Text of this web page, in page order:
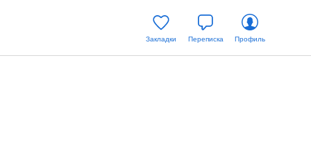
Закладки Переписка Профиль